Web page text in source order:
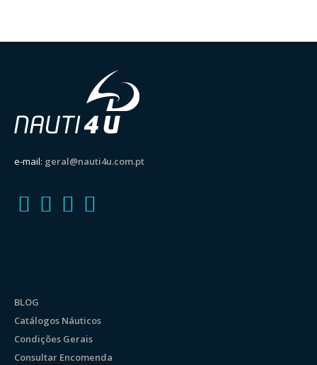
e-mail: geral@nauti4u.com.pt
BLOG
Catálogos Náuticos
Condições Gerais
Consultar Encomenda